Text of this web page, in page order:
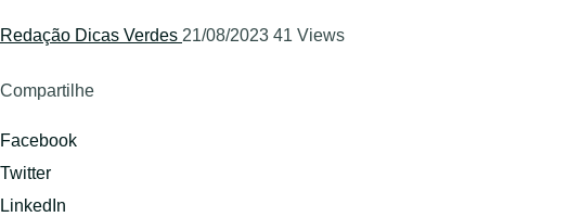
Redação Dicas Verdes 21/08/2023 41 Views
Compartilhe
Facebook
Twitter
LinkedIn